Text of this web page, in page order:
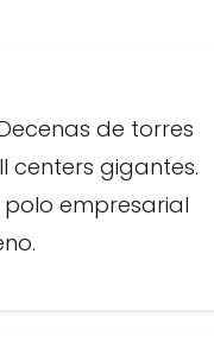
de torres
centers gigantes.
empresarial